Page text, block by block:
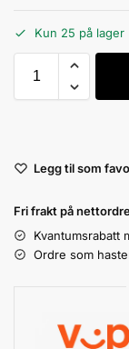
Kun 25 på lager
l
e
r
n
Legg til som
Fri frakt på
Kvantumsrabatt
Ordre som